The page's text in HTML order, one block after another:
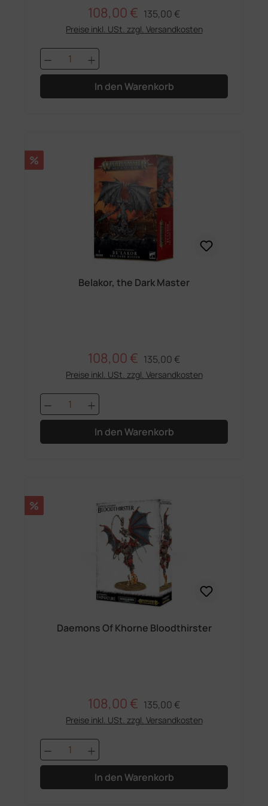
Verkaufspreis:
108,00 € Regulärer Preis:
135,00 €
Preise inkl. USt. zzgl. Versandkosten
Produkt Anzahl: Gib den
In den Warenkorb
Rabatt
%
Belakor, the Dark Master
Verkaufspreis:
108,00 € Regulärer Preis:
135,00 €
Preise inkl. USt. zzgl. Versandkosten
Produkt Anzahl: Gib den
In den Warenkorb
Rabatt
%
Daemons Of Khorne Bloodthirster
Verkaufspreis:
108,00 € Regulärer Preis:
135,00 €
Preise inkl. USt. zzgl. Versandkosten
Produkt Anzahl: Gib den
In den Warenkorb